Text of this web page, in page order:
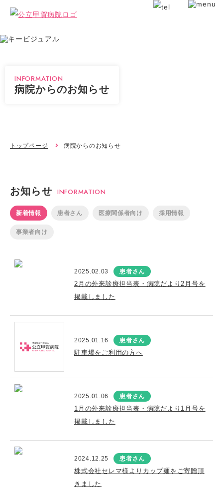
INFORMATION
病院からのお知らせ
トップページ 病院からのお知らせ
お知らせ INFORMATION
新着情報 患者さん 医療関係者向け 採用情報
事業者向け
2025.02.03 患者さん
2月の外来診療担当表・病院だより2月号を
掲載しました
2025.01.16 患者さん
駐車場をご利用の方へ
2025.01.06 患者さん
1月の外来診療担当表・病院だより1月号を
掲載しました
2024.12.25 患者さん
株式会社セレマ様よりカップ麺をご寄贈頂
きました